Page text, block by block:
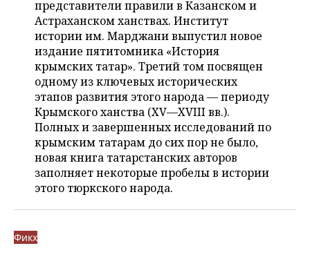
КИБЕРСПОРТ
ФИГУРНОЕ КАТАНИЕ
ВОДНЫЕ ВИДЫ СПОРТА
ХОККЕЙ С МЯЧОМ
КУЛЬТУРА
МЕДИЦИНА
ОБРАЗОВАНИЕ
ПРОИСШЕСТВИЯ
СПИСОК КОМПАНИЙ
представители правили в Казанском и
Астраханском ханствах. Институт
истории им. Марджани выпустил новое
издание пятитомника «История
крымских татар». Третий том посвящен
одному из ключевых исторических
этапов развития этого народа — периоду
Крымского ханства (XV—XVIII вв.).
Полных и завершенных исследований по
крымским татарам до сих пор не было,
новая книга татарстанских авторов
заполняет некоторые пробелы в истории
этого тюркского народа.
Фикх